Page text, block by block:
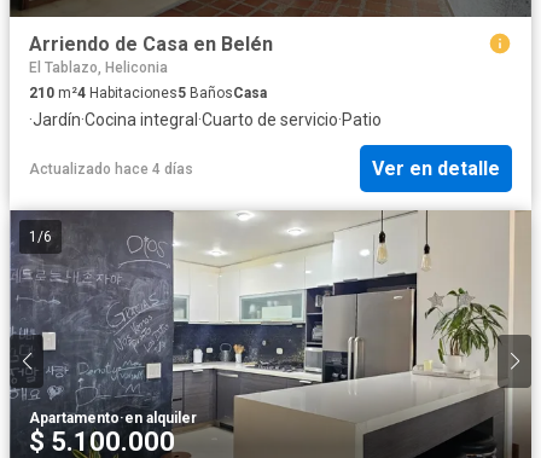
Arriendo de Casa en Belén
El Tablazo, Heliconia
210 m²4 Habitaciones5 BañosCasa
·Jardín·Cocina integral ·Cuarto de servicio·Patio
Actualizado hace 4 días Ver en detalle
1 /6
Apartamento·en alquiler
$ 5.100.000